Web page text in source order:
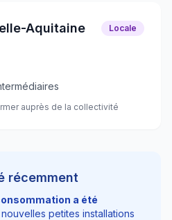
Aquitaine Locale
auprès de la collectivité
récemment
a été
petites installations